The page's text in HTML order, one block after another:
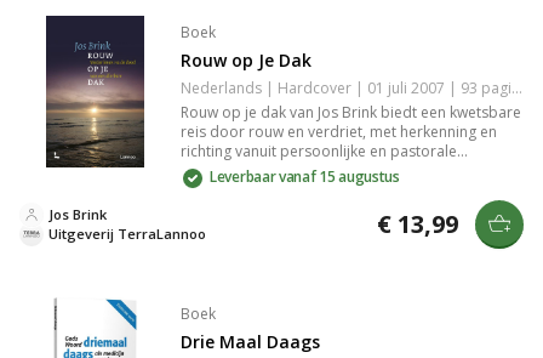
Boek
Rouw op Je Dak
Nederlands | Hardcover | 01 juli 2007 | 93 pagina's | 9789020969863
Rouw op je dak van Jos Brink biedt een kwetsbare
reis door rouw en verdriet, met herkenning en
richting vanuit persoonlijke en pastorale
ervaringen. Het boek belicht het unieke verdriet
en de helende kracht van het accepteren van
verlies, zonder makkelijke antwoorden, maar wel
met begrip en begeleiding.
Leverbaar vanaf 15 augustus
Uitgeverij TerraLannoo
Jos Brink € 13,99
Boek
Drie Maal Daags